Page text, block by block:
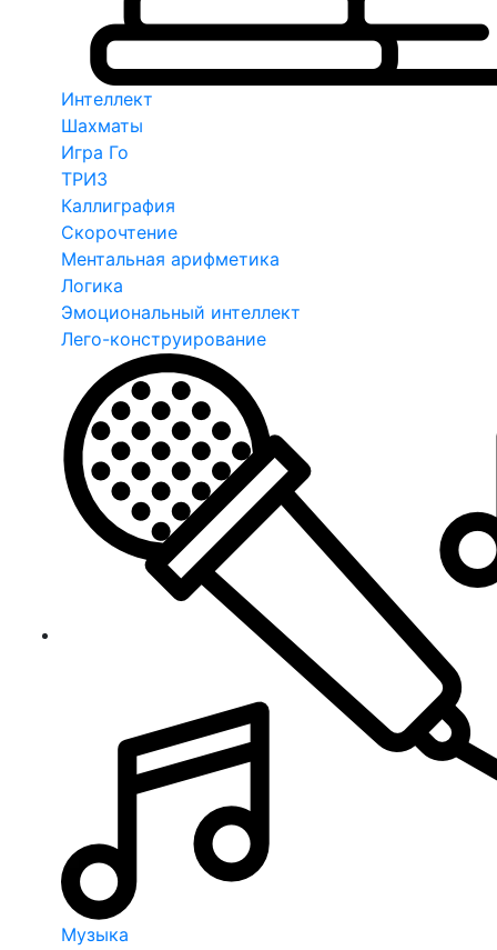
Интеллект
Шахматы
Игра Го
ТРИЗ
Каллиграфия
Скорочтение
Ментальная арифметика
Логика
Эмоциональный интеллект
Лего-конструирование
Музыка